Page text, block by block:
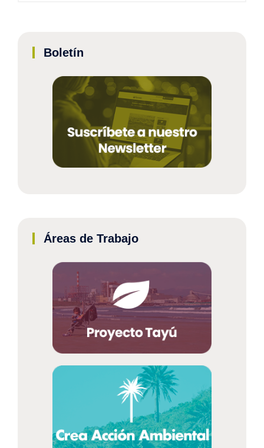
Boletín
Áreas de Trabajo